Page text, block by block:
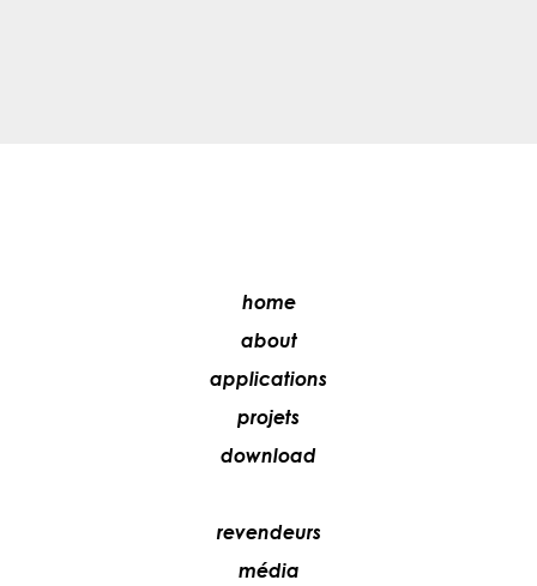
home
about
applications
projets
download
revendeurs
média